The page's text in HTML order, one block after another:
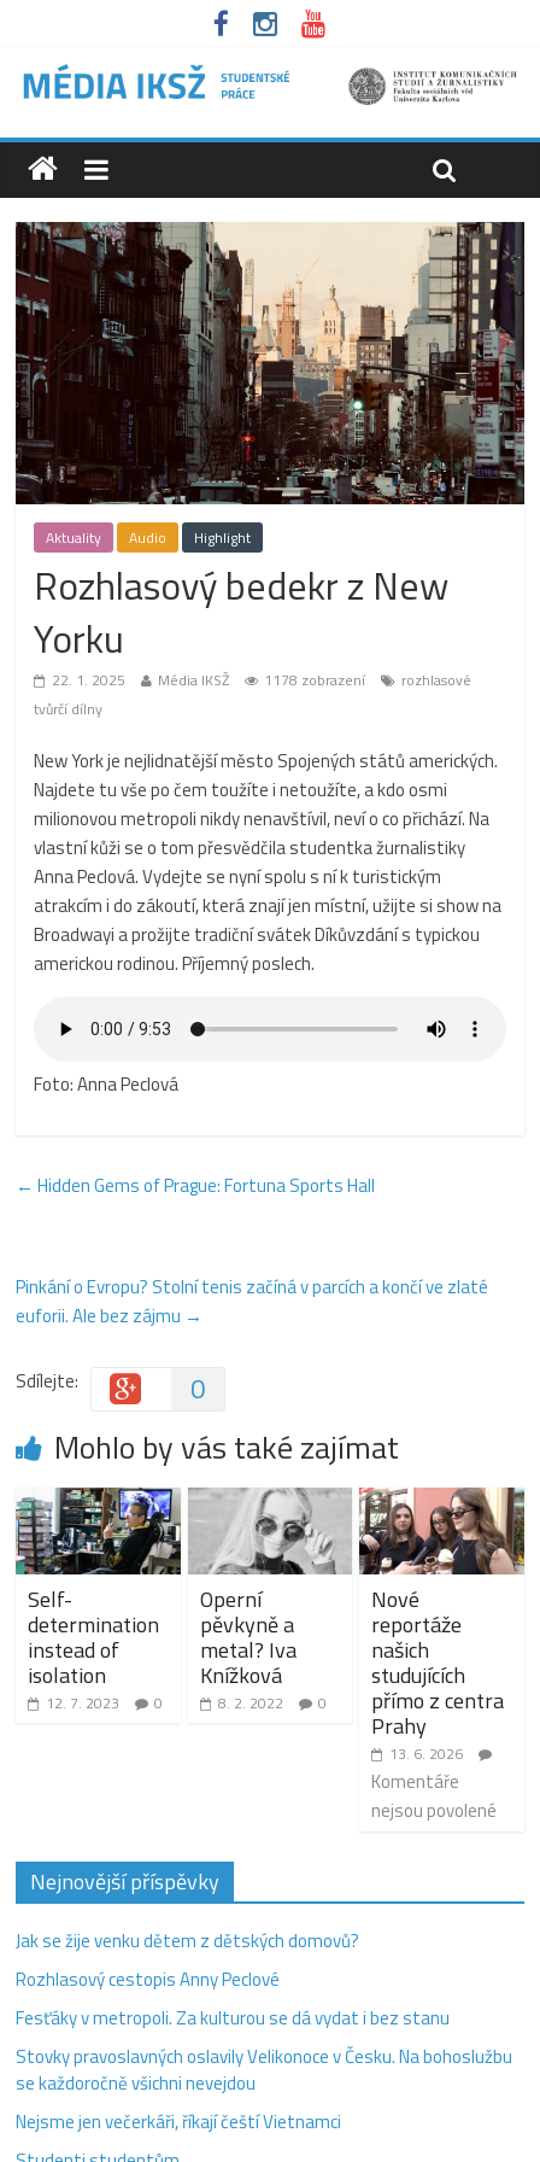
Aktuality Audio Highlight
Rozhlasový bedekr z New
Yorku
22. 1. 2025 Média IKSŽ 1178 zobrazení
rozhlasové
tvůrčí dílny
New York je nejlidnatější město Spojených států amerických.
Najdete tu vše po čem toužíte i netoužíte, a kdo osmi
milionovou metropoli nikdy nenavštívil, neví o co přichází. Na
vlastní kůži se o tom přesvědčila studentka žurnalistiky
Anna Peclová. Vydejte se nyní spolu s ní k turistickým
atrakcím i do zákoutí, která znají jen místní, užijte si show na
Broadwayi a prožijte tradiční svátek Díkůvzdání s typickou
americkou rodinou. Příjemný poslech.
Foto: Anna Peclová
← Hidden Gems of Prague: Fortuna Sports Hall
Pinkání o Evropu? Stolní tenis začíná v parcích a končí ve zlaté
euforii. Ale bez zájmu →
Sdílejte: 0
Mohlo by vás také zajímat
Self-
determination
instead of
isolation
12. 7. 2023 0
Operní
pěvkyně a
metal? Iva
Knížková
8. 2. 2022 0
Nové
reportáže
našich
studujících
přímo z centra
Prahy
13. 6. 2026
Komentáře
nejsou povolené
Nejnovější příspěvky
Jak se žije venku dětem z dětských domovů?
Rozhlasový cestopis Anny Peclové
Fesťáky v metropoli. Za kulturou se dá vydat i bez stanu
Stovky pravoslavných oslavily Velikonoce v Česku. Na bohoslužbu
se každoročně všichni nevejdou
Nejsme jen večerkáři, říkají čeští Vietnamci